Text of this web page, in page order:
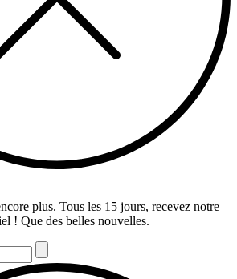
plus. Tous les 15 jours, recevez notre
! Que des belles nouvelles.